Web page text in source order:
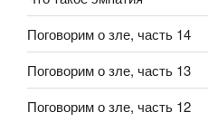
Поговорим о зле, часть 14
Поговорим о зле, часть 13
Поговорим о зле, часть 12